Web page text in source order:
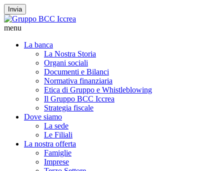
Invia
menu
La banca
La Nostra Storia
Organi sociali
Documenti e Bilanci
Normativa finanziaria
Etica di Gruppo e Whistleblowing
Il Gruppo BCC Iccrea
Strategia fiscale
Dove siamo
La sede
Le Filiali
La nostra offerta
Famiglie
Imprese